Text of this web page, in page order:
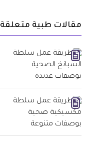
مقالات طبية متعلقة